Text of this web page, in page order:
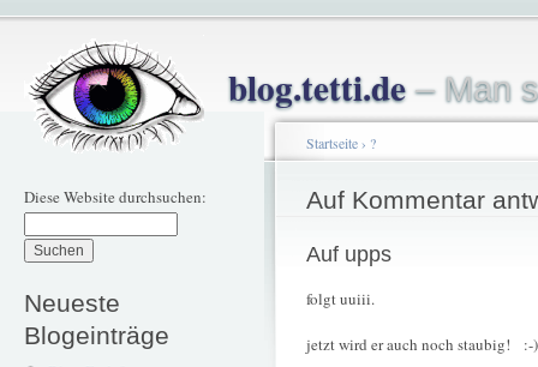
blog.tetti.de– Man
Diese Website durchsuchen:
Neueste
Blogeinträge
Startseite› ?
Auf Kommentar
Auf upps
folgt uuiii.
jetzt wird er auch noch staubig! :-)